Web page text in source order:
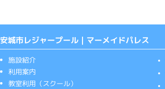
安城市レジャープール｜マーメイドパレス
施設紹介
利用案内
教室利用（スクール）